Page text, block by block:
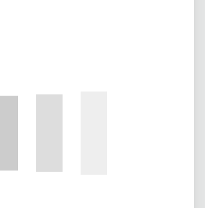
Leica L-Mount ist eine